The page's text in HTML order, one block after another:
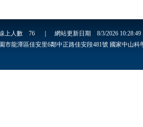
人數 76 ｜ 網站更新日期 8/3/2026
市龍潭區佳安里6鄰中正路佳安段481號 國家中山